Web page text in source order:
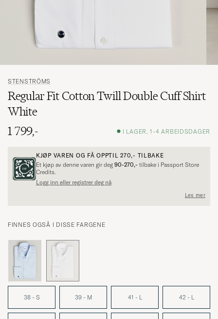
STENSTRÖMS
Regular Fit Cotton Twill Double Cuff Shirt
White
1 799,-
I LAGER, 1-4 ARBEIDSDAGER
KJØP VAREN OG FÅ OPPTIL270,- TILBAKE
Et kjøp av denne varen gir deg 90-270,- tilbake i Passport Store
Credits.
Logg inn eller registrer deg nå
Les mer
FINNES OGSÅ I DISSE FARGENE
38 - S 39 - M 41 - L 42 - L